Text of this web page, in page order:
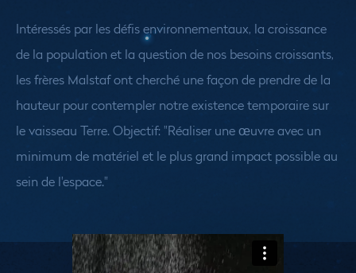
Intéressés par les défis environnementaux, la croissance
de la population et la question de nos besoins croissants,
les frères Malstaf ont cherché une façon de prendre de la
hauteur pour contempler notre existence temporaire sur
le vaisseau Terre. Objectif: "Réaliser une œuvre avec un
minimum de matériel et le plus grand impact possible au
sein de l'espace."
Medias